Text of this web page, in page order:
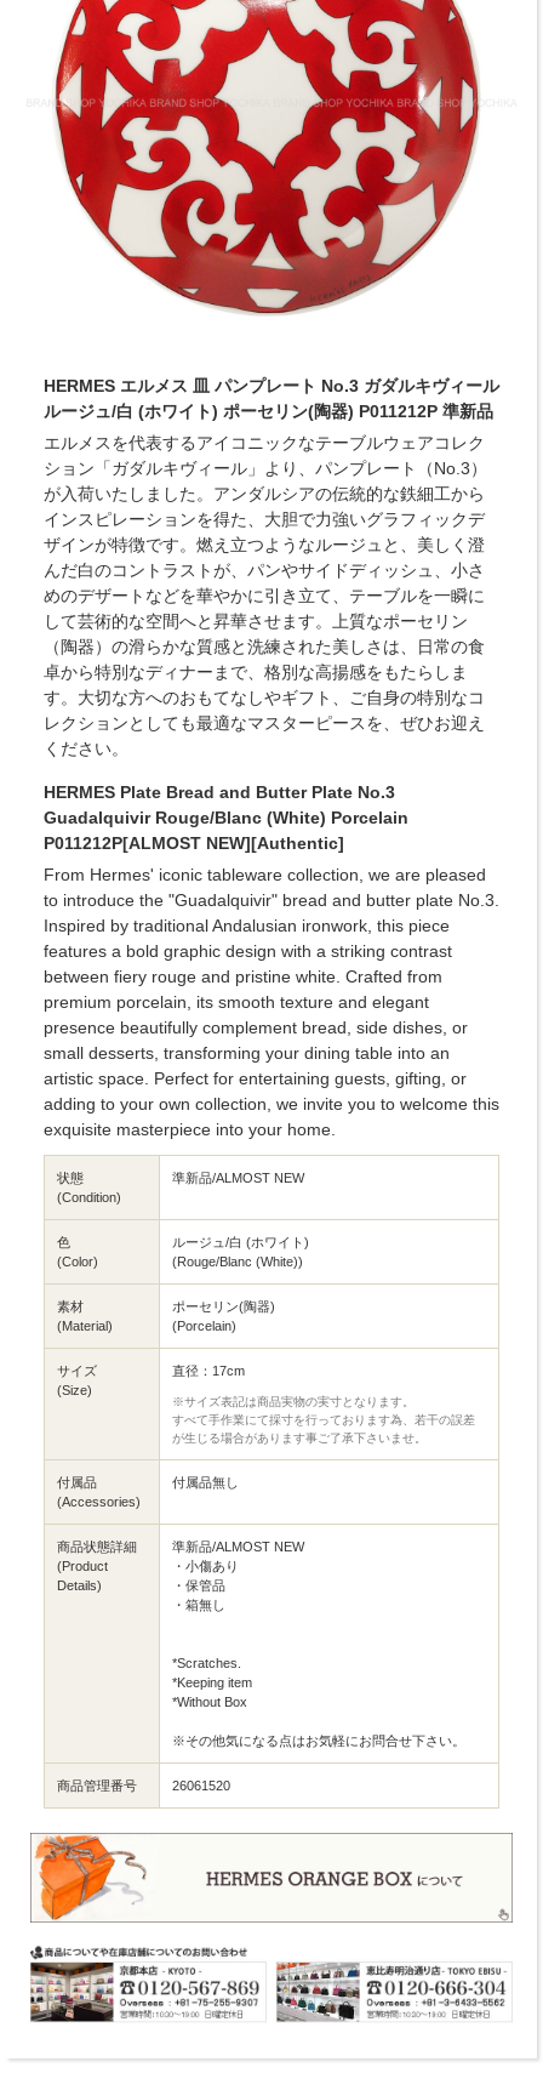
HERMES エルメス 皿 パンプレート No.3 ガダルキヴィール
ルージュ/白 (ホワイト) ポーセリン(陶器) P011212P 準新品
エルメスを代表するアイコニックなテーブルウェアコレク
ション「ガダルキヴィール」より、パンプレート（No.3）
が入荷いたしました。アンダルシアの伝統的な鉄細工から
インスピレーションを得た、大胆で力強いグラフィックデ
ザインが特徴です。燃え立つようなルージュと、美しく澄
んだ白のコントラストが、パンやサイドディッシュ、小さ
めのデザートなどを華やかに引き立て、テーブルを一瞬に
して芸術的な空間へと昇華させます。上質なポーセリン
（陶器）の滑らかな質感と洗練された美しさは、日常の食
卓から特別なディナーまで、格別な高揚感をもたらしま
す。大切な方へのおもてなしやギフト、ご自身の特別なコ
レクションとしても最適なマスターピースを、ぜひお迎え
ください。
HERMES Plate Bread and Butter Plate No.3
Guadalquivir Rouge/Blanc (White) Porcelain
P011212P[ALMOST NEW][Authentic]
From Hermes' iconic tableware collection, we are pleased
to introduce the "Guadalquivir" bread and butter plate No.3.
Inspired by traditional Andalusian ironwork, this piece
features a bold graphic design with a striking contrast
between fiery rouge and pristine white. Crafted from
premium porcelain, its smooth texture and elegant
presence beautifully complement bread, side dishes, or
small desserts, transforming your dining table into an
artistic space. Perfect for entertaining guests, gifting, or
adding to your own collection, we invite you to welcome this
exquisite masterpiece into your home.
状態
(Condition)
準新品/ALMOST NEW
色
(Color)
ルージュ/白 (ホワイト)
(Rouge/Blanc (White))
素材
(Material)
ポーセリン(陶器)
(Porcelain)
サイズ
(Size)
直径：17cm
※サイズ表記は商品実物の実寸となります。
すべて手作業にて採寸を行っております為、若干の誤差
が生じる場合があります事ご了承下さいませ。
付属品
(Accessories)
付属品無し
商品状態詳細
(Product
Details)
準新品/ALMOST NEW
・小傷あり
・保管品
・箱無し
*Scratches.
*Keeping item
*Without Box
※その他気になる点はお気軽にお問合せ下さい。
商品管理番号 26061520